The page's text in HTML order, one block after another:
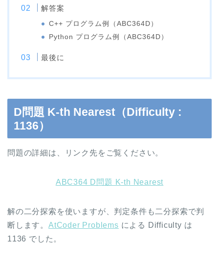
解答案
C++ プログラム例（ABC364D）
Python プログラム例（ABC364D）
最後に
D問題 K-th Nearest（Difficulty :
1136）
問題の詳細は、リンク先をご覧ください。
ABC364 D問題 K-th Nearest
解の二分探索を使いますが、判定条件も二分探索で判
断します。 AtCoder Problems による Difficulty は
1136 でした。